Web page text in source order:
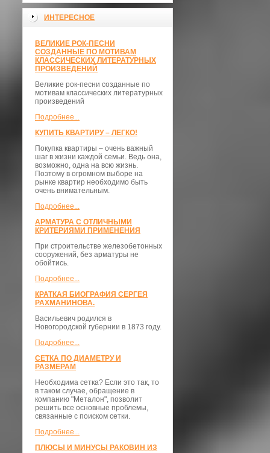
ИНТЕРЕСНОЕ
ВЕЛИКИЕ РОК-ПЕСНИ
СОЗДАННЫЕ ПО МОТИВАМ
КЛАССИЧЕСКИХ ЛИТЕРАТУРНЫХ
ПРОИЗВЕДЕНИЙ
Великие рок-песни созданные по
мотивам классических литературных
произведений
Подробнее...
КУПИТЬ КВАРТИРУ – ЛЕГКО!
Покупка квартиры – очень важный
шаг в жизни каждой семьи. Ведь она,
возможно, одна на всю жизнь.
Поэтому в огромном выборе на
рынке квартир необходимо быть
очень внимательным.
Подробнее...
АРМАТУРА С ОТЛИЧНЫМИ
КРИТЕРИЯМИ ПРИМЕНЕНИЯ
При строительстве железобетонных
сооружений, без арматуры не
обойтись.
Подробнее...
КРАТКАЯ БИОГРАФИЯ СЕРГЕЯ
РАХМАНИНОВА.
Васильевич родился в
Новогородской губернии в 1873 году.
Подробнее...
СЕТКА ПО ДИАМЕТРУ И
РАЗМЕРАМ
Необходима сетка? Если это так, то
в таком случае, обращение в
компанию "Металон", позволит
решить все основные проблемы,
связанные с поиском сетки.
Подробнее...
ПЛЮСЫ И МИНУСЫ РАКОВИН ИЗ